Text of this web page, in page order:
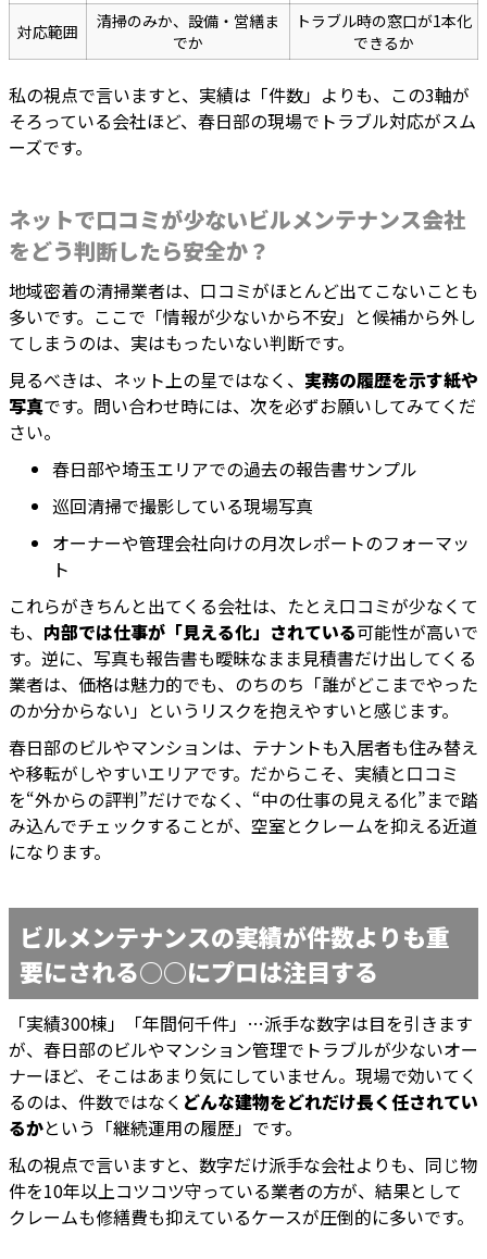
対応範囲
清掃のみか、設備・営繕ま
でか
トラブル時の窓口が1本化
できるか
私の視点で言いますと、実績は「件数」よりも、この3軸が
そろっている会社ほど、春日部の現場でトラブル対応がスム
ーズです。
ネットで口コミが少ないビルメンテナンス会社
をどう判断したら安全か？
地域密着の清掃業者は、口コミがほとんど出てこないことも
多いです。ここで「情報が少ないから不安」と候補から外し
てしまうのは、実はもったいない判断です。
見るべきは、ネット上の星ではなく、 実務の履歴を示す紙や
写真です。問い合わせ時には、次を必ずお願いしてみてくだ
さい。
春日部や埼玉エリアでの過去の報告書サンプル
巡回清掃で撮影している現場写真
オーナーや管理会社向けの月次レポートのフォーマッ
ト
これらがきちんと出てくる会社は、たとえ口コミが少なくて
も、 内部では仕事が「見える化」されている可能性が高いで
す。逆に、写真も報告書も曖昧なまま見積書だけ出してくる
業者は、価格は魅力的でも、のちのち「誰がどこまでやった
のか分からない」というリスクを抱えやすいと感じます。
春日部のビルやマンションは、テナントも入居者も住み替え
や移転がしやすいエリアです。だからこそ、実績と口コミ
を“外からの評判”だけでなく、“中の仕事の見える化”まで踏
み込んでチェックすることが、空室とクレームを抑える近道
になります。
ビルメンテナンスの実績が件数よりも重
要にされる○○にプロは注目する
「実績300棟」「年間何千件」…派手な数字は目を引きます
が、春日部のビルやマンション管理でトラブルが少ないオー
ナーほど、そこはあまり気にしていません。現場で効いてく
るのは、件数ではなく どんな建物をどれだけ長く任されてい
るかという「継続運用の履歴」です。
私の視点で言いますと、数字だけ派手な会社よりも、同じ物
件を10年以上コツコツ守っている業者の方が、結果として
クレームも修繕費も抑えているケースが圧倒的に多いです。